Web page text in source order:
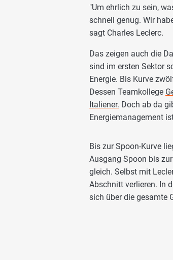
"Um ehrlich zu sein,
schnell genug. Wir
sagt Charles Leclerc.
Das zeigen auch die
sind im ersten Sektor
Energie. Bis Kurve
Dessen Teamkollege
Italiener. Doch ab da
Energiemanagement
Bis zur Spoon-Kurve
Ausgang Spoon bis
gleich. Selbst mit
Abschnitt verlieren. In
sich über die gesamte